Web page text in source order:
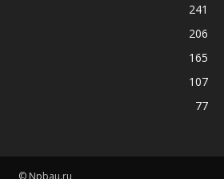
241
206
165
107
77
© Npbau.ru